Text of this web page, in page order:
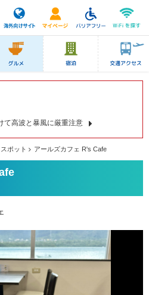
て高波と暴風に厳重注意
ポット アールズカフェ R's Cafe